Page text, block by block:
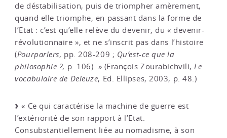
de déstabilisation, puis de triompher amèrement,
quand elle triomphe, en passant dans la forme de
l’Etat : c’est qu’elle relève du devenir, du « devenir-
révolutionnaire », et ne s’inscrit pas dans l’histoire
(Pourparlers, pp. 208-209 ; Qu’est-ce que la
philosophie ?, p. 106). » (François Zourabichvili,Le
vocabulaire de Deleuze, Ed. Ellipses, 2003, p. 48.)
« Ce qui caractérise la machine de guerre est
l’extériorité de son rapport à l’Etat.
Consubstantiellement liée au nomadisme, à son